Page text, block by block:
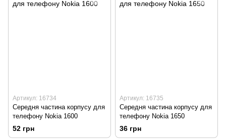
Артикул: 16734
Середня частина корпусу для
телефону Nokia 1600
52 грн
Артикул: 16735
Середня частина корпусу для
телефону Nokia 1650
36 грн